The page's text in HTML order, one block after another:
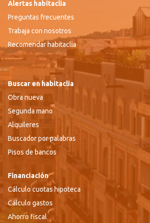
Alertas habitaclia
Preguntas frecuentes
Trabaja con nosotros
Recomendar habitaclia
Buscar en habitaclia
Obra nueva
Segunda mano
Alquileres
Buscador por palabras
Pisos de bancos
Financiación
Cálculo cuotas hipoteca
Cálculo gastos
Ahorro fiscal